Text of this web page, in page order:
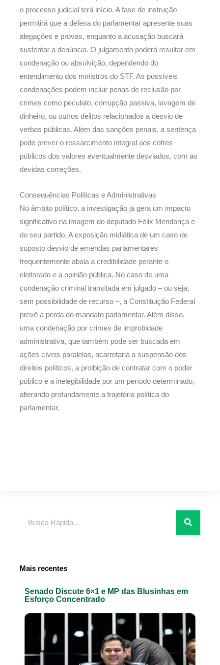
o processo judicial terá início. A fase de instrução
permitirá que a defesa do parlamentar apresente suas
alegações e provas, enquanto a acusação buscará
sustentar a denúncia. O julgamento poderá resultar em
condenação ou absolvição, dependendo do
entendimento dos ministros do STF. As possíveis
condenações podem incluir penas de reclusão por
crimes como peculato, corrupção passiva, lavagem de
dinheiro, ou outros delitos relacionados a desvio de
verbas públicas. Além das sanções penais, a sentença
pode prever o ressarcimento integral aos cofres
públicos dos valores eventualmente desviados, com as
devidas correções.
Consequências Políticas e Administrativas
No âmbito político, a investigação já gera um impacto
significativo na imagem do deputado Félix Mendonça e
do seu partido. A exposição midiática de um caso de
suposto desvio de emendas parlamentares
frequentemente abala a credibilidade perante o
eleitorado e a opinião pública. No caso de uma
condenação criminal transitada em julgado – ou seja,
sem possibilidade de recurso –, a Constituição Federal
prevê a perda do mandato parlamentar. Além disso,
uma condenação por crimes de improbidade
administrativa, que também pode ser buscada em
ações cíveis paralelas, acarretaria a suspensão dos
direitos políticos, a proibição de contratar com o poder
público e a inelegibilidade por um período determinado,
alterando profundamente a trajetória política do
parlamentar.
Mais recentes
Senado Discute 6×1 e MP das Blusinhas em
Esforço Concentrado